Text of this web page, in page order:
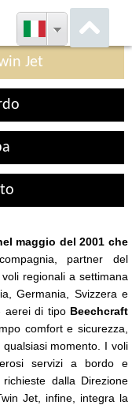
Jet
maggio del 2001 che
partner del
regionali a settimana
Germania, Svizzera e
aerei di tipo Beechcraft
comfort e sicurezza,
momento. I voli
servizi a bordo e
dalla Direzione
Jet, infine, integra la